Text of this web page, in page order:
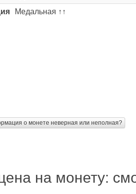
Медальная ↑↑
о монете неверная или неполная?
на монету: